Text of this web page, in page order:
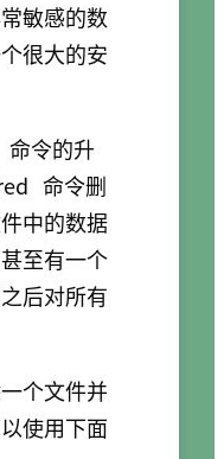
敏感的数
很大的安
命令的升
命令删
中的数据
至有一个
后对所有
个文件并
使用下面